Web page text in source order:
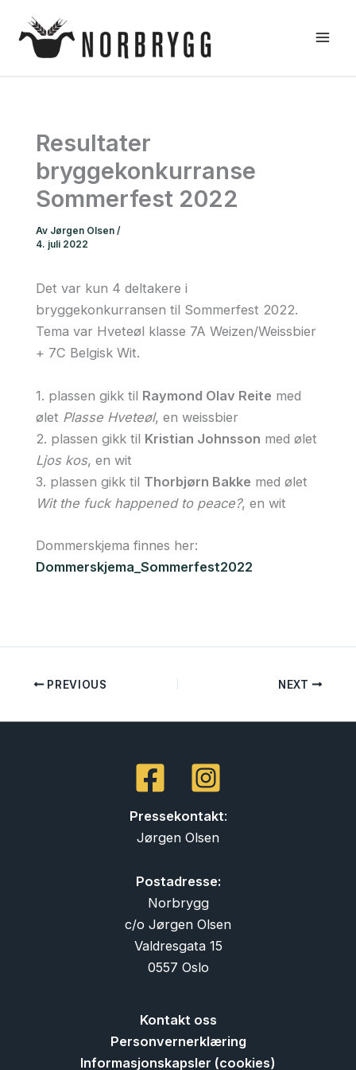
rett
Resultater
bryggekonkurranse
Sommerfest 2022
Av Jørgen Olsen /
4. juli 2022
Det var kun 4 deltakere i
bryggekonkurransen til Sommerfest 2022.
Tema var Hveteøl klasse 7A Weizen/Weissbier
+ 7C Belgisk Wit.
1. plassen gikk til Raymond Olav Reite med
ølet Plasse Hveteøl, en weissbier
2. plassen gikk til Kristian Johnsson med ølet
Ljos kos, en wit
3. plassen gikk til Thorbjørn Bakke med ølet
Wit the fuck happened to peace?, en wit
Dommerskjema finnes her:
Dommerskjema_Sommerfest2022
PREVIOUS NEXT
Pressekontakt:
Jørgen Olsen
Postadresse:
Norbrygg
c/o Jørgen Olsen
Valdresgata 15
0557 Oslo
Kontakt oss
Personvernerklæring
Informasjonskapsler (cookies)